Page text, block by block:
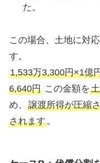
た。
この場合、土地に対
す。
1,533万3,300円×1億
6,640円この金額を
め、 譲渡所得が圧縮
されます。